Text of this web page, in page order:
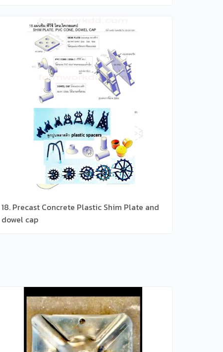
18. Precast Concrete Plastic Shim Plate and
dowel cap